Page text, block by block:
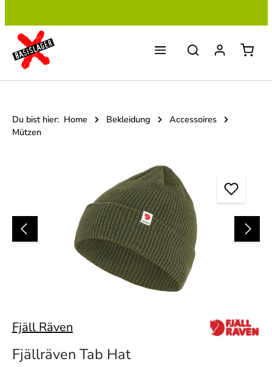
Du bist hier: Home Bekleidung
Accessoires
Mützen
Fjäll Räven
Fjällräven Tab Hat